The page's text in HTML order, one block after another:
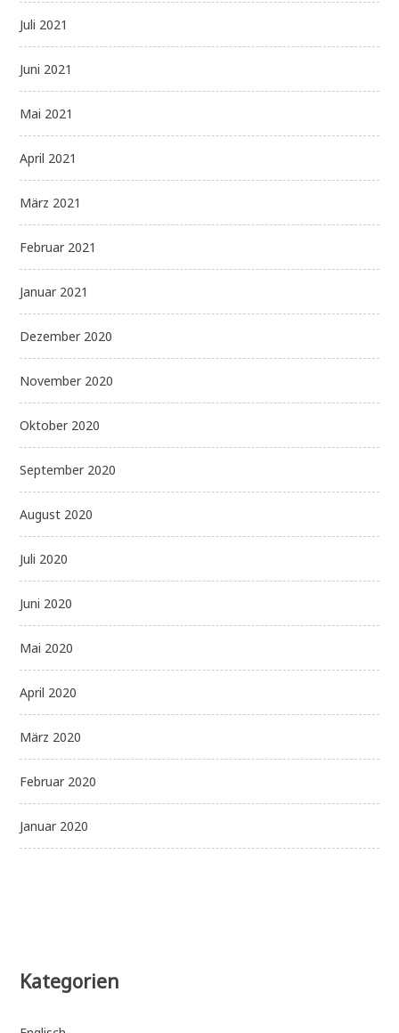
Juli 2021
Juni 2021
Mai 2021
April 2021
März 2021
Februar 2021
Januar 2021
Dezember 2020
November 2020
Oktober 2020
September 2020
August 2020
Juli 2020
Juni 2020
Mai 2020
April 2020
März 2020
Februar 2020
Januar 2020
Kategorien